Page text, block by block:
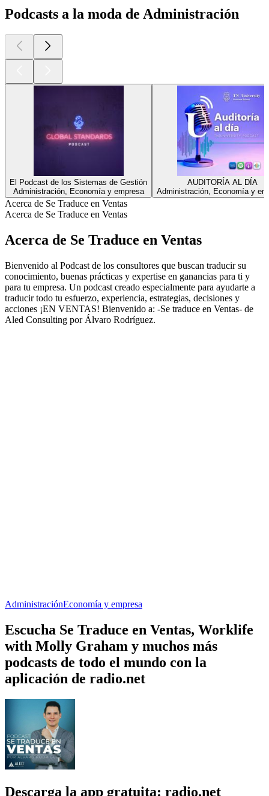
Podcasts a la moda de Administración
El Podcast de los Sistemas de Gestión
Administración, Economía y empresa
AUDITORÍA AL DÍA
Administración, Economía y
Acerca de Se Traduce en Ventas
Acerca de Se Traduce en Ventas
Acerca de Se Traduce en Ventas
Bienvenido al Podcast de los consultores que buscan traducir su
conocimiento, buenas prácticas y expertise en ganancias para ti y
para tu empresa. Un podcast creado especialmente para ayudarte a
traducir todo tu esfuerzo, experiencia, estrategias, decisiones y
acciones ¡EN VENTAS! Bienvenido a: -Se traduce en Ventas- de
Aled Consulting por Álvaro Rodríguez.
AdministraciónEconomía y empresa
Escucha Se Traduce en Ventas, Worklife
with Molly Graham y muchos más
podcasts de todo el mundo con la
aplicación de radio.net
Descarga la app gratuita: radio.net